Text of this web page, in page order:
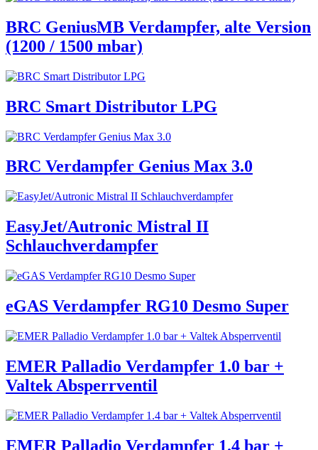
BRC GeniusMB Verdampfer, alte Version
(1200 / 1500 mbar)
BRC Smart Distributor LPG
BRC Verdampfer Genius Max 3.0
EasyJet/Autronic Mistral II
Schlauchverdampfer
eGAS Verdampfer RG10 Desmo Super
EMER Palladio Verdampfer 1.0 bar +
Valtek Absperrventil
EMER Palladio Verdampfer 1.4 bar +